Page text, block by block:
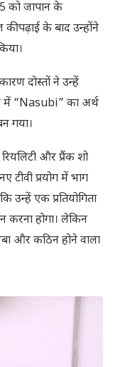
को जापान के
पढ़ाई के बाद उन्होंने
दोस्तों ने उन्हें
में “Nasubi” का अर्थ
गया।
और प्रैंक शो
टीवी प्रयोग में भाग
उन्हें एक प्रतियोगिता
करना होगा। लेकिन
और कठिन होने वाला